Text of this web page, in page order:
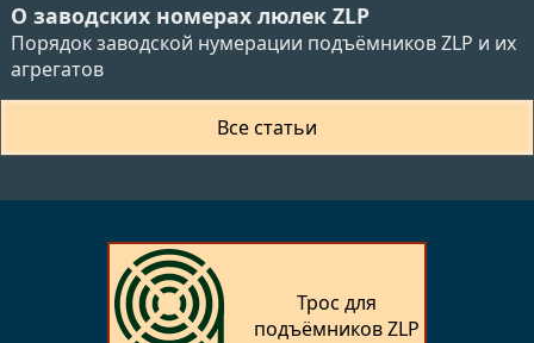
О заводских номерах люлек ZLP
Порядок заводской нумерации подъёмников ZLP и их
агрегатов
Все статьи
Трос для
подъёмников ZLP